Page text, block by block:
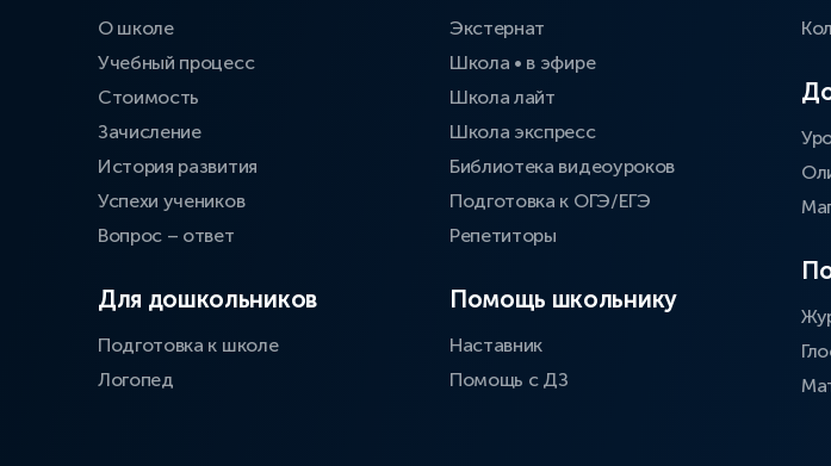
О школе
Учебный процесс
Стоимость
Зачисление
История развития
Успехи учеников
Вопрос – ответ
Для дошкольников
Подготовка к школе
Логопед
Экстернат
Школа • в эфире
Школа лайт
Школа экспресс
Библиотека видеоуроков
Подготовка к ОГЭ/ЕГЭ
Репетиторы
Помощь школьнику
Наставник
Помощь с ДЗ